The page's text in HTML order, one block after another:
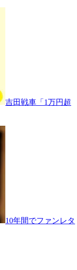
吉田戦車「1万円超
10年間でファンレタ